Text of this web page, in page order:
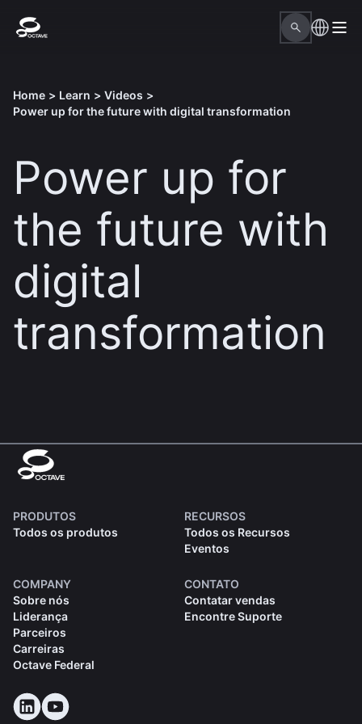
Home > Learn > Videos >
Power up for the future with digital transformation
Power up for
the future with
digital
transformation
PRODUTOS
Todos os produtos
RECURSOS
Todos os Recursos
Eventos
COMPANY
Sobre nós
Liderança
Parceiros
Carreiras
Octave Federal
CONTATO
Contatar vendas
Encontre Suporte